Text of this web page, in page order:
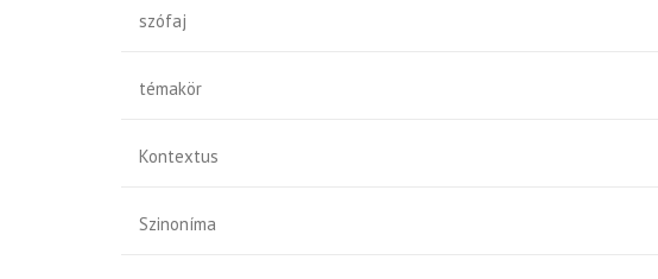
szófaj
témakör
Kontextus
Szinoníma